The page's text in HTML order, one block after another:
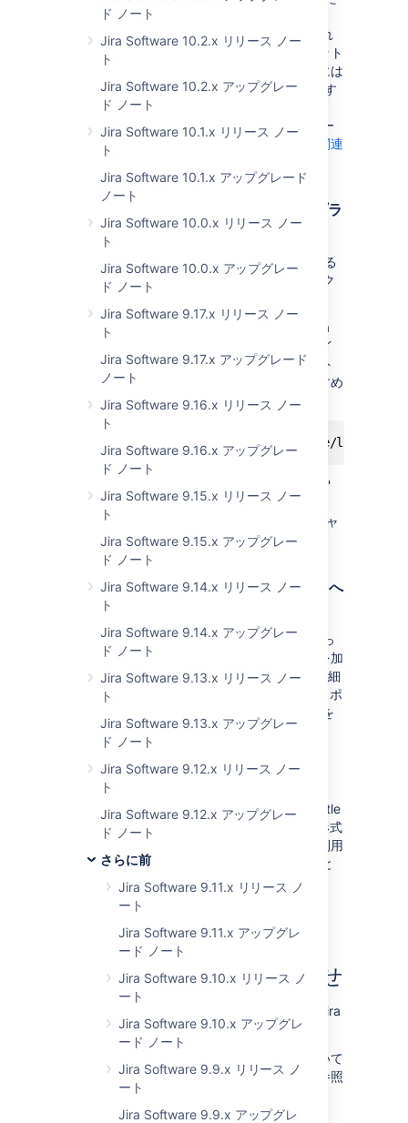
ド ノート
Jira Software 10.2.x リリース ノー
ト
Jira Software 10.2.x アップグレー
ド ノート
Jira Software 10.1.x リリース ノー
ト
Jira Software 10.1.x アップグレード
ノート
Jira Software 10.0.x リリース ノー
ト
Jira Software 10.0.x アップグレー
ド ノート
Jira Software 9.17.x リリース ノー
ト
Jira Software 9.17.x アップグレード
ノート
Jira Software 9.16.x リリース ノー
ト
Jira Software 9.16.x アップグレー
ド ノート
Jira Software 9.15.x リリース ノー
ト
Jira Software 9.15.x アップグレー
ド ノート
Jira Software 9.14.x リリース ノー
ト
Jira Software 9.14.x アップグレー
ド ノート
Jira Software 9.13.x リリース ノー
ト
Jira Software 9.13.x アップグレー
ド ノート
Jira Software 9.12.x リリース ノー
ト
Jira Software 9.12.x アップグレー
ド ノート
さらに前
Jira Software 9.11.x リリース ノ
ート
Jira Software 9.11.x アップグレ
ード ノート
Jira Software 9.10.x リリース ノ
ート
Jira Software 9.10.x アップグレ
ード ノート
Jira Software 9.9.x リリース ノ
ート
Jira Software 9.9.x アップグレ
ように、画像の添付ファイルの改善の一環で
web.xml
ファイルへの変更を行いました。これ
らの変更は添付ファイルに関連するサーブレット
へのパスに影響するため、アップグレード後には
新しいweb.xmlファイルを使うことが重要です
(変更内容があれば新しいファイルにコピーす
る)。これを行わない場合、Jira は古いサーバー
を参照し、添付ファイルは表示されません。
関連
する課題を確認
Jira のアップグレード時にデータ パイプラ
インのエクスポートを阻止
ゼロ ダウンタイム アップグレードを行っている
最中にデータ パイプライン API でデータをエク
スポートしようとしないでください。
データ パイプラインを使用している場合、Jira
8.16 にアップグレードする前に次のエンドポイ
ントへのGETリクエストを行い、エクスポート
が進行中ではないことを確認することをおすすめ
します。
http://<base-url>/rest/datapipeline/latest/
"status": "STARTED"
だった場合、エクスポートの完了を待つか、
DELETEリクエストを行ってエクスポートをキャ
ンセルする必要があります。
データ パイプラインの REST レスポンスへ
の変更
データ パイプライン API へのリクエストを行っ
たときに返されるレスポンスに小規模な変更を加
えました。fromDateのように、リクエスト詳細
を含むconfig
レスポ
」を
ご確認ください。
BKS-V1 キーストア形式の既知の脆弱性
Jira を SSL で実行している場合、BouncyCastle
ライブラリで提供される BKS-V1 キーストア形式
のセキュリティ脆弱性にご注意ください。ご利用
の Jira インスタンスではこれを使用しないこと
を強く推奨します。詳細情報
サポート終了のお知らせ
PostgreSQL 9.6 を廃止し、Jira
8.19 で終了することを予定しています。
サポートされるプラットフォームの一覧について
サポート対象のプラットフォーム」を参照
してください。